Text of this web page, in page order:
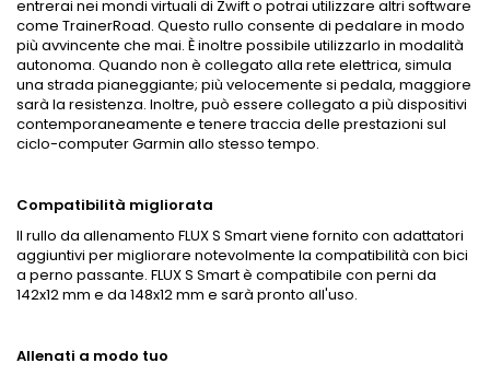
entrerai nei mondi virtuali di Zwift o potrai utilizzare altri software
come TrainerRoad. Questo rullo consente di pedalare in modo
più avvincente che mai. È inoltre possibile utilizzarlo in modalità
autonoma. Quando non è collegato alla rete elettrica, simula
una strada pianeggiante; più velocemente si pedala, maggiore
sarà la resistenza. Inoltre, può essere collegato a più dispositivi
contemporaneamente e tenere traccia delle prestazioni sul
ciclo-computer Garmin allo stesso tempo.
Compatibilità migliorata
Il rullo da allenamento FLUX S Smart viene fornito con adattatori
aggiuntivi per migliorare notevolmente la compatibilità con bici
a perno passante. FLUX S Smart è compatibile con perni da
142x12 mm e da 148x12 mm e sarà pronto all'uso.
Allenati a modo tuo